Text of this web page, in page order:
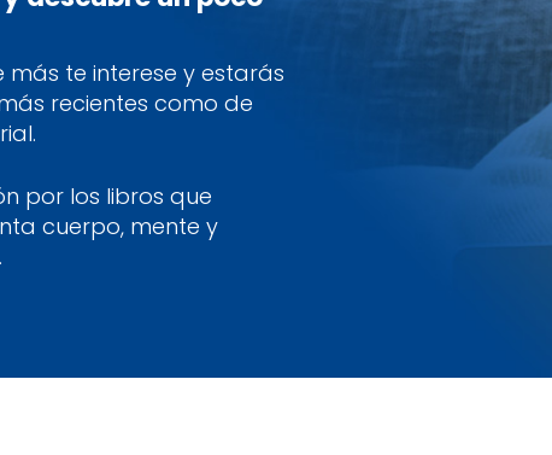
te interese y estarás
recientes como de
por los libros que
cuerpo, mente y